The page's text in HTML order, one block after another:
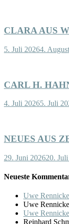
CLARA AUS
5. Juli 20264.
CARL H.
4. Juli 20265. Juli
NEUES AUS
29. Juni 202620.
Neueste
Uwe Rennicke
Uwe Rennicke
Uwe Rennicke
Reinhard